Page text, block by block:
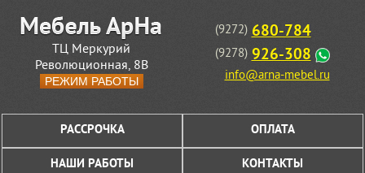
ТЦ Меркурий
Революционная, 8В
РЕЖИМ РАБОТЫ
(9272) 680-784
(9278) 926-308
info@arna-mebel.ru
РАССРОЧКА ОПЛАТА
НАШИ РАБОТЫ КОНТАКТЫ